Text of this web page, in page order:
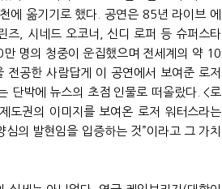
에 옮기기로 했다. 공연은 85년 라이브 에
즈, 시네드 오코너, 신디 로퍼 등 슈퍼스타
명의 청중이 운집했으며 전세계의 약 10
공한 사람답게 이 공연에서 보여준 로저
단박에 뉴스의 초점 인물로 떠올랐다. <로
도권의 이미지를 보여온 로저 워터스라는
의 발현임을 입증하는 것”이라고 그 가치